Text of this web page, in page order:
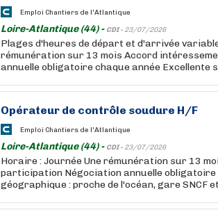
Emploi Chantiers de l'Atlantique
Loire-Atlantique (44) - CDI - 23/07/2026
Plages d'heures de départ et d'arrivée
rémunération sur 13 mois Accord
annuelle obligatoire chaque année Excellente
Opérateur de contrôle soudure H/F
Emploi Chantiers de l'Atlantique
Loire-Atlantique (44) - CDI - 23/07/2026
Horaire : Journée Une rémunération sur 13
participation Négociation annuelle
géographique : proche de l'océan, gare SNCF